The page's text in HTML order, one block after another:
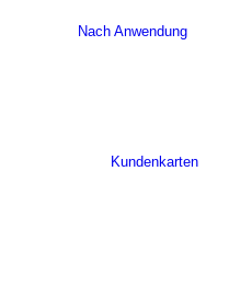
Nach Anwendung
Kundenkarten